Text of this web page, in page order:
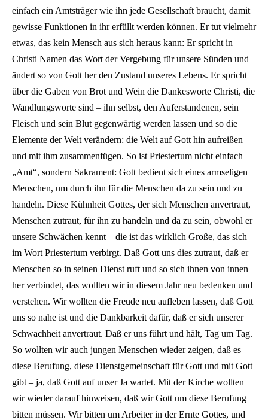
einfach ein Amtsträger wie ihn jede Gesellschaft braucht, damit
gewisse Funktionen in ihr erfüllt werden können. Er tut vielmehr
etwas, das kein Mensch aus sich heraus kann: Er spricht in
Christi Namen das Wort der Vergebung für unsere Sünden und
ändert so von Gott her den Zustand unseres Lebens. Er spricht
über die Gaben von Brot und Wein die Dankesworte Christi, die
Wandlungsworte sind – ihn selbst, den Auferstandenen, sein
Fleisch und sein Blut gegenwärtig werden lassen und so die
Elemente der Welt verändern: die Welt auf Gott hin aufreißen
und mit ihm zusammenfügen. So ist Priestertum nicht einfach
„Amt“, sondern Sakrament: Gott bedient sich eines armseligen
Menschen, um durch ihn für die Menschen da zu sein und zu
handeln. Diese Kühnheit Gottes, der sich Menschen anvertraut,
Menschen zutraut, für ihn zu handeln und da zu sein, obwohl er
unsere Schwächen kennt – die ist das wirklich Große, das sich
im Wort Priestertum verbirgt. Daß Gott uns dies zutraut, daß er
Menschen so in seinen Dienst ruft und so sich ihnen von innen
her verbindet, das wollten wir in diesem Jahr neu bedenken und
verstehen. Wir wollten die Freude neu aufleben lassen, daß Gott
uns so nahe ist und die Dankbarkeit dafür, daß er sich unserer
Schwachheit anvertraut. Daß er uns führt und hält, Tag um Tag.
So wollten wir auch jungen Menschen wieder zeigen, daß es
diese Berufung, diese Dienstgemeinschaft für Gott und mit Gott
gibt – ja, daß Gott auf unser Ja wartet. Mit der Kirche wollten
wir wieder darauf hinweisen, daß wir Gott um diese Berufung
bitten müssen. Wir bitten um Arbeiter in der Ernte Gottes, und